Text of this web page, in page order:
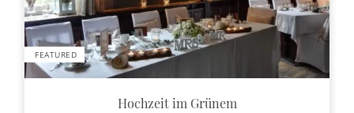
FEATURED
Hochzeit im Grünem